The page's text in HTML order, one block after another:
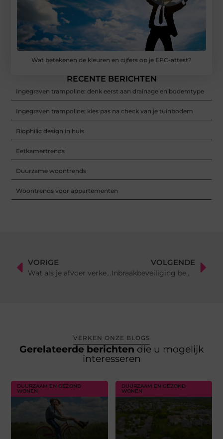
Wat betekenen de kleuren en cijfers op je EPC-attest?
RECENTE BERICHTEN
Ingegraven trampoline: denk eerst aan drainage en bodemtype
Ingegraven trampoline: kies pas na check van je tuinbodem
Biophilic design in huis
Eetkamertrends
Duurzame woontrends
Woontrends voor appartementen
VORIGE
Wat als je afvoer verkeerd geplaatst is? (En hoe je dat herkent)
VOLGENDE
Inbraakbeveiliging begint bij een goede slotenmaker
VERKEN ONZE BLOGS
Gerelateerde berichten die u mogelijk
interesseren
DUURZAAM EN GEZOND
WONEN
DUURZAAM EN GEZOND
WONEN